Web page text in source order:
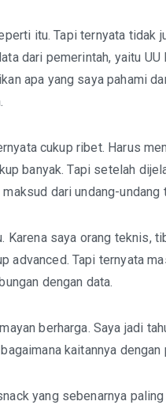
itu. Tapi ternyata tidak
dari pemerintah, yaitu
apa yang saya pahami
cukup ribet. Harus
banyak. Tapi setelah
dari undang-undang
Karena saya orang teknis,
advanced. Tapi ternyata
dengan data.
berharga. Saya jadi
kaitannya dengan
yang sebenarnya